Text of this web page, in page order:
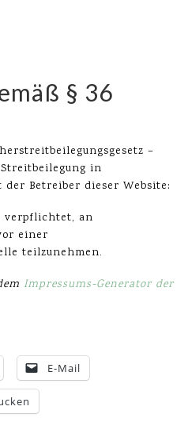
§ 36
–
in
Betreiber dieser Website:
verpflichtet, an
einer
teilzunehmen.
Impressums-Generator der
E-Mail